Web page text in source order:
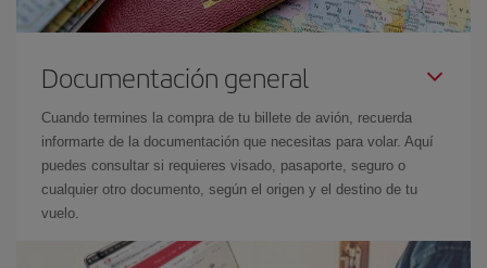
Documentación general
Cuando termines la compra de tu billete de avión, recuerda
informarte de la documentación que necesitas para volar. Aquí
puedes consultar si requieres visado, pasaporte, seguro o
cualquier otro documento, según el origen y el destino de tu
vuelo.